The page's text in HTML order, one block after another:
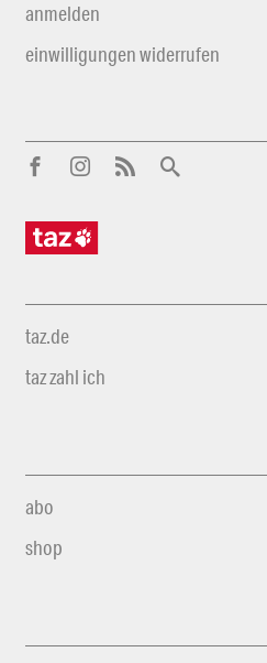
anmelden
einwilligungen widerrufen
taz.de
taz zahl ich
abo
shop